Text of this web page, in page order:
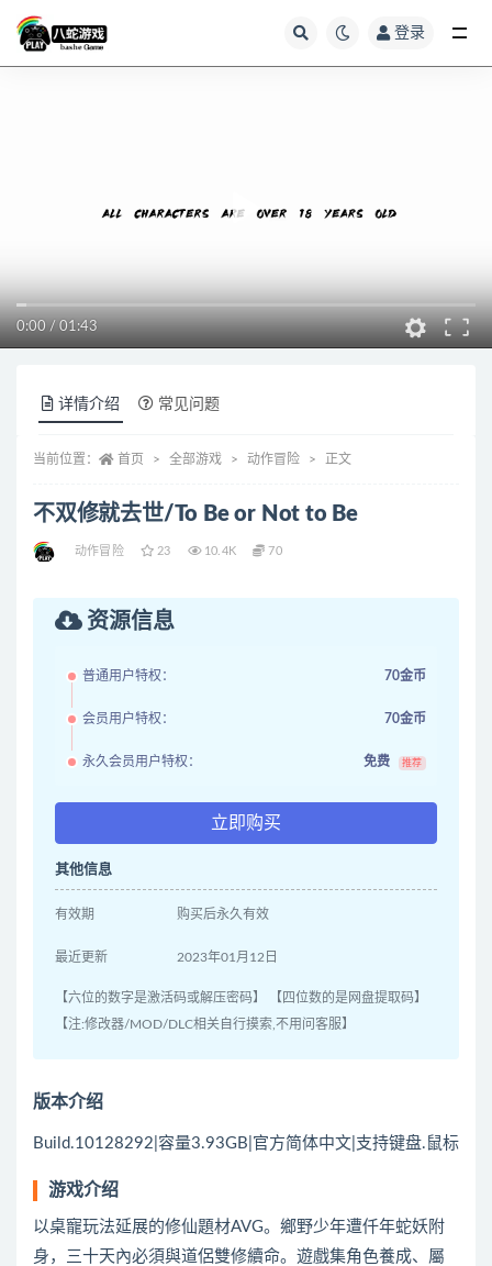
登录
0:00 / 01:43
详情介绍 常见问题
当前位置： 首页 全部游戏 动作冒险 正文
不双修就去世/To Be or Not to Be
动作冒险 23 10.4K 70
资源信息
普通用户特权： 70金币
会员用户特权： 70金币
永久会员用户特权： 免费 推荐
立即购买
其他信息
有效期 购买后永久有效
最近更新 2023年01月12日
【六位的数字是激活码或解压密码】 【四位数的是网盘提取码】
【注:修改器/MOD/DLC相关自行摸索,不用问客服】
版本介绍
Build.10128292|容量3.93GB|官方简体中文|支持键盘.鼠标
游戏介绍
以桌寵玩法延展的修仙題材AVG。鄉野少年遭仟年蛇妖附
身，三十天內必須與道侶雙修續命。遊戲集角色養成、屬